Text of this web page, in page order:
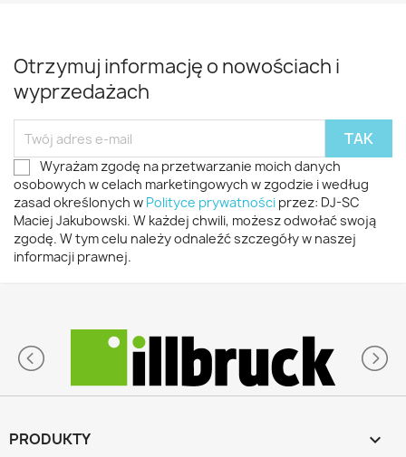
Otrzymuj informację o nowościach i
wyprzedażach
Wyrażam zgodę na przetwarzanie moich danych
osobowych w celach marketingowych w zgodzie i według
zasad określonych w Polityce prywatności przez: DJ-SC
Maciej Jakubowski. W każdej chwili, możesz odwołać swoją
zgodę. W tym celu należy odnaleźć szczegóły w naszej
informacji prawnej.
PRODUKTY 